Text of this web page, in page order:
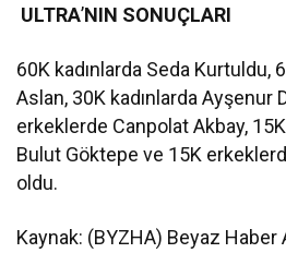
ULTRA’NIN SONUÇLARI
60K kadınlarda Seda Kurtuldu,
Aslan, 30K kadınlarda Ayşenur
erkeklerde Canpolat Akbay,
Bulut Göktepe ve 15K
oldu.
Kaynak: (BYZHA) Beyaz Haber